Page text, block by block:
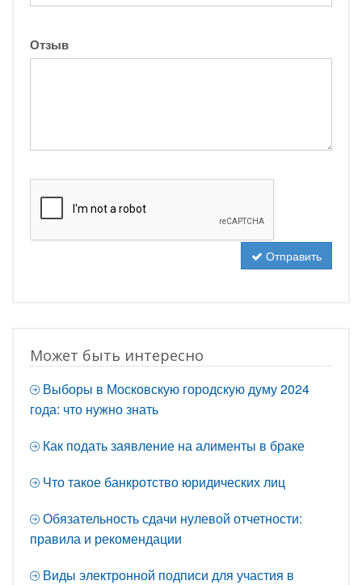
Отзыв
Отправить
Может быть интересно
Выборы в Московскую городскую думу 2024
года: что нужно знать
Как подать заявление на алименты в браке
Что такое банкротство юридических лиц
Обязательность сдачи нулевой отчетности:
правила и рекомендации
Виды электронной подписи для участия в